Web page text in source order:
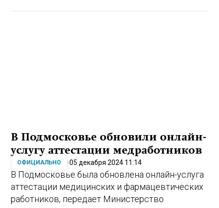
В Подмосковье обновили онлайн-
услугу аттестации медработников
ОФИЦИАЛЬНО 05 декабря 2024 11:14
В Подмосковье была обновлена онлайн-услуга
аттестации медицинских и фармацевтических
работников, передает Министерство